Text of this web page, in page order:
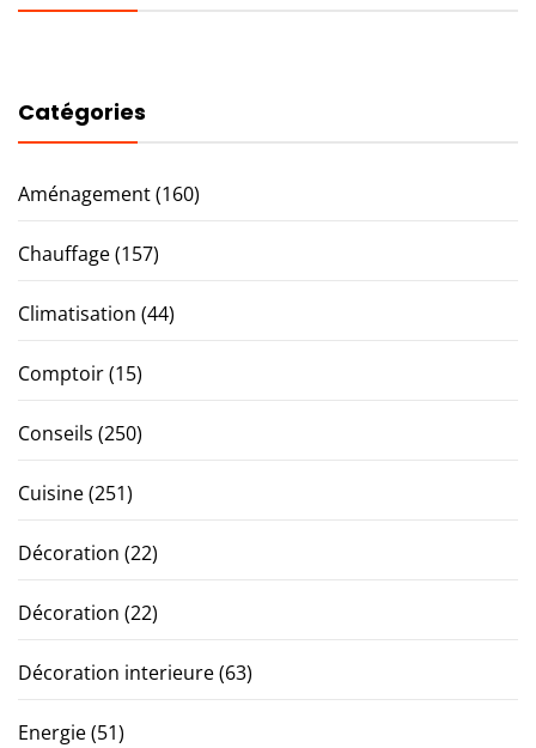
Catégories
Aménagement(160)
Chauffage(157)
Climatisation (44)
Comptoir(15)
Conseils (250)
Cuisine(251)
Décoration (22)
Décoration (22)
Décoration interieure(63)
Energie(51)